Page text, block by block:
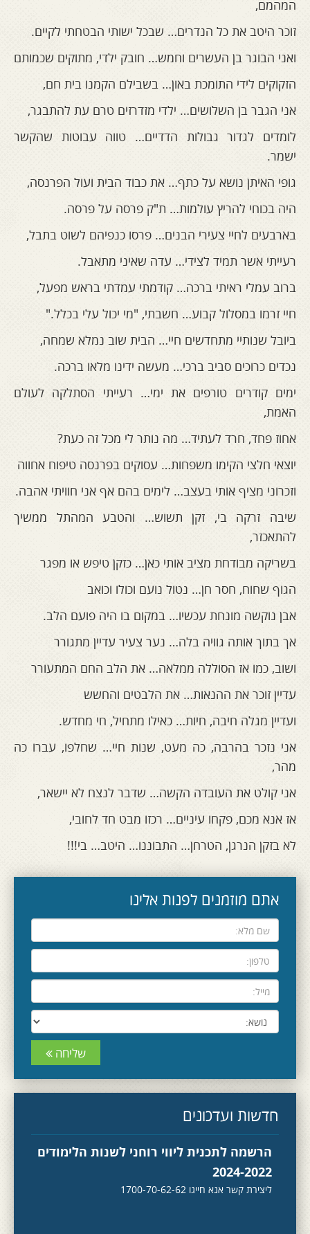
המהמם,
זוכר היטב את כל הנדרים… שבכל ישותי הבטחתי לקיים.
ואני הבוגר בן העשרים וחמש… חובק ילדי, מתוקים שכמותם
הזקוקים לידי התומכת באון… בשבילם הקמנו בית חם,
אני הגבר בן השלושים… ילדי מזדרזים טרם עת להתבגר,
לומדים לגדור גבולות הדדיים… טווה עבוטות שהקשר
ישמר.
גופי האיתן נושא על כתף… את כבוד הבית ועול הפרנסה,
היה בכוחי להריץ עולמות… ת"ק פרסה על פרסה.
בארבעים לחיי צעירי הבנים… פרסו כנפיהם לשוט בתבל,
רעייתי אשר תמיד לצידי… עדה שאיני מתאבל.
ברוב עמלי ראיתי ברכה… קודמתי עמדתי בראש מפעל,
חיי זרמו במסלול קבוע… חשבתי, "מי יכול עלי בכלל."
ביובל שנותיי מתחדשים חיי… הבית שוב נמלא שמחה,
נכדים כרוכים סביב ברכי… מעשה ידינו מלאו ברכה.
ימים קודרים טורפים את ימי… רעייתי הסתלקה לעולם
האמת,
אחוז פחד, חרד לעתיד… מה נותר לי מכל זה כעת?
יוצאי חלצי הקימו משפחות… עסוקים בפרנסה טיפוח אחווה
וזכרוני מציף אותי בעצב… לימים בהם אף אני חוויתי אהבה.
שיבה זרקה בי, זקן תשוש… והטבע המהתל ממשיך
להתאכזר,
בשריקה מבודחת מציב אותי כאן… כזקן טיפש או מפגר
הגוף שחוח, חסר חן… נטול נועם וכולו וכואב
אבן נוקשה מונחת עכשיו… במקום בו היה פועם הלב.
אך בתוך אותה גוויה בלה… נער צעיר עדיין מתגורר
ושוב, כמו אז הסוללה ממלאה… את הלב החם המתעורר
עדיין זוכר את ההנאות… את הלבטים והחשש
ועדיין מגלה חיבה, חיות… כאילו מתחיל, חי מחדש.
אני נזכר בהרבה, כה מעט, שנות חיי… שחלפו, עברו כה
מהר,
אני קולט את העובדה הקשה… שדבר לנצח לא יישאר,
אז אנא מכם, פקחו עיניים… רכזו מבט חד לחובי,
לא בזקן הנרגן, הטרחן… התבוננו… היטב… בי!!!
אתם מוזמנים לפנות אלינו
שליחה
חדשות ועדכונים
הרשמה לתכנית ליווי רוחני לשנות הלימודים
2024-2022
ליצירת קשר אנא חייגו 1700-70-62-62